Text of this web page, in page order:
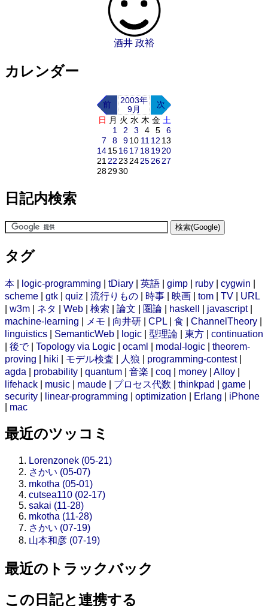
酒井 政裕
カレンダー
前
2003年
9月
次
日 月 火 水 木 金 土
1
2 3 4 5
6
7
8 910 11 12 13
14151617 181920
21 22 23 24252627
282930
日記内検索
タグ
本 logic-programming tDiary 英語 gimp ruby cygwin
scheme
gtk quiz 流行りもの 時事 映画 tom TV
URL
w3m ネタ Web 検索 論文 圏論 haskell javascript|
machine-learning
メモ 向井研 CPL 食 ChannelTheory
linguistics
SemanticWeb logic 型理論 東方
continuation
後で| Topology via Logic ocaml modal-logic
theorem-
proving
hiki モデル検査 人狼 programming-contest|
agda
probability quantum 音楽 coq money Alloy
lifehack
music maude プロセス代数 thinkpad game
security
linear-programming optimization Erlang
iPhone
mac
最近のツッコミ
Lorenzonek (05-21)
さかい (05-07)
mkotha (05-01)
cutsea110 (02-17)
sakai (11-28)
mkotha (11-28)
さかい (07-19)
山本和彦 (07-19)
最近のトラックバック
この日記と連携する